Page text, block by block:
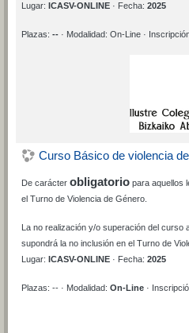
Lugar: ICASV-ONLINE· Fecha: 2025
Plazas: -- · Modalidad: On-Line ·
Curso Básico de violencia
De carácter obligatorio para aquellos
el Turno de Violencia de Género.
La no realización y/o superación del curso
supondrá la no inclusión en el Turno de
Lugar: ICASV-ONLINE· Fecha: 2025
Plazas: -- · Modalidad: On-Line·